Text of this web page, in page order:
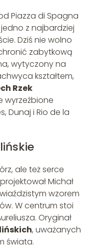
Piazza di Spagna
z najbardziej
Dziś nie wolno
zabytkową
wytyczony na
kształtem,
Rzek
wyrzeźbione
Dunaj i Rio de la
ale też serce
Michał
wzorem
W centrum stoi
Oryginał
, uważanych
świata.